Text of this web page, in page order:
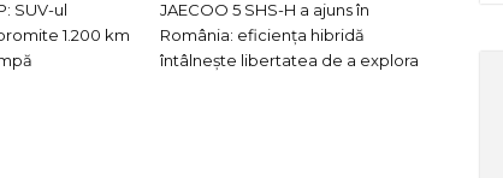
SUV-ul
1.200 km
JAECOO 5 SHS-H a ajuns în
România: eficiența hibridă
întâlnește libertatea de a explora